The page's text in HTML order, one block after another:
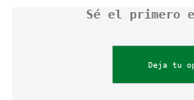
Sé el primero
Deja tu